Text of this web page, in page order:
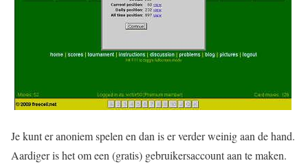
Je kunt er anoniem spelen en dan is er verder weinig aan de hand.
Aardiger is het om een (gratis) gebruikersaccount aan te maken.